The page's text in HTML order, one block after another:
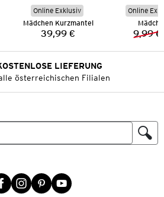
Online Exklusiv
Mädchen Kurzmantel
Preis:
39,99 €
Online
9,99 €
LIEFERUNG
österreichischen Filialen